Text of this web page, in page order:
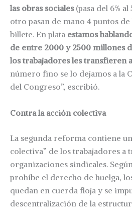
las obras sociales(pasa del 6% al
otro pasan de mano 4 puntos de
billete. En plata estamos
de entre 2000 y 2500 millones
los trabajadores les transfieren
número fino se lo dejamos a la
del Congreso”, escribió.
Contra la acción colectiva
La segunda reforma contiene
colectiva” de los trabajadores a
organizaciones sindicales.
prohíbe el derecho de huelga,
quedan en cuerda floja y se
descentralización de la